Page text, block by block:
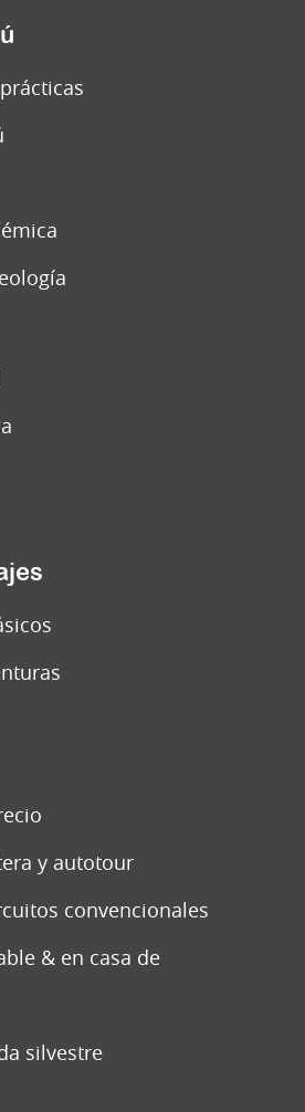
y autotour
convencionales
& en casa de
silvestre